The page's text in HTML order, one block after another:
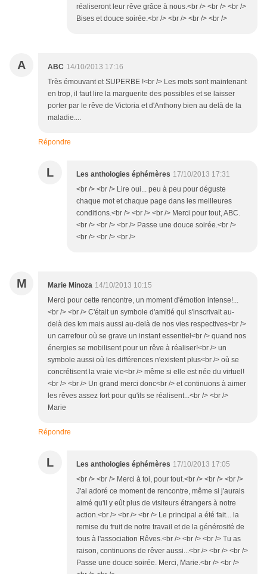
réaliseront leur rêve grâce à nous.<br /> <br /> <br />
Bises et douce soirée.<br /> <br /> <br /> <br />
A ABC 14/10/2013 17:16
Très émouvant et SUPERBE !<br /> Les mots sont maintenant
en trop, il faut lire la marguerite des possibles et se laisser
porter par le rêve de Victoria et d'Anthony bien au delà de la
maladie....
Répondre
L Les anthologies éphémères 17/10/2013 17:31
<br /> <br /> Lire oui... peu à peu pour déguste
chaque mot et chaque page dans les meilleures
conditions.<br /> <br /> <br /> Merci pour tout, ABC.
<br /> <br /> <br /> Passe une douce soirée.<br />
<br /> <br /> <br />
M Marie Minoza 14/10/2013 10:15
Merci pour cette rencontre, un moment d'émotion intense!...
<br /> <br /> C'était un symbole d'amitié qui s'inscrivait au-
delà des km mais aussi au-delà de nos vies respectives<br />
un carrefour où se grave un instant essentiel<br /> quand nos
énergies se mobilisent pour un rêve à réaliser!<br /> un
symbole aussi où les différences n'existent plus<br /> où se
concrétisent la vraie vie<br /> même si elle est née du virtuel!
<br /> <br /> Un grand merci donc<br /> et continuons à aimer
les rêves assez fort pour qu'ils se réalisent...<br /> <br />
Marie
Répondre
L Les anthologies éphémères 17/10/2013 17:05
<br /> <br /> Merci à toi, pour tout.<br /> <br /> <br />
J'ai adoré ce moment de rencontre, même si j'aurais
aimé qu'il y eût plus de visiteurs étrangers à notre
action.<br /> <br /> <br /> Le principal a été fait... la
remise du fruit de notre travail et de la générosité de
tous à l'association Rêves.<br /> <br /> <br /> Tu as
raison, continuons de rêver aussi...<br /> <br /> <br />
Passe une douce soirée. Merci, Marie.<br /> <br />